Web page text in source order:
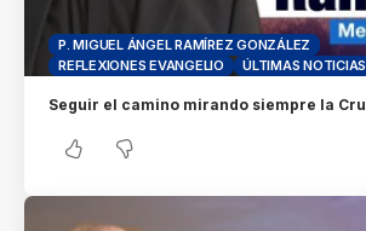
P. MIGUEL ÁNGEL RAMÍREZ GONZÁLEZ
REFLEXIONES EVANGELIO
ÚLTIMAS NOTICIAS
Seguir el camino mirando siempre la